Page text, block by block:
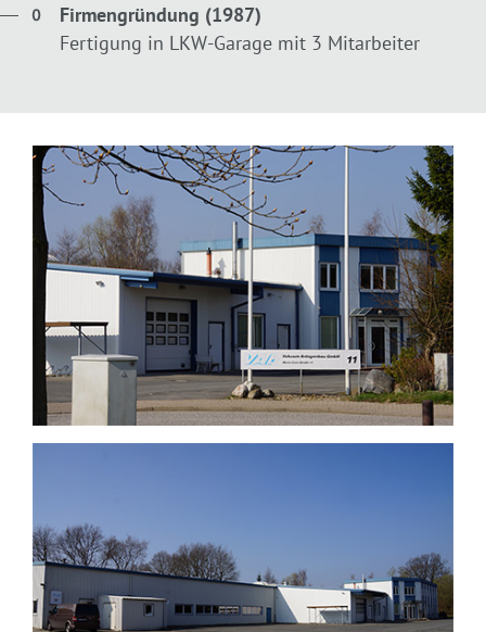
Firmengründung (1987)
Fertigung in LKW-Garage mit 3 Mitarbeiter